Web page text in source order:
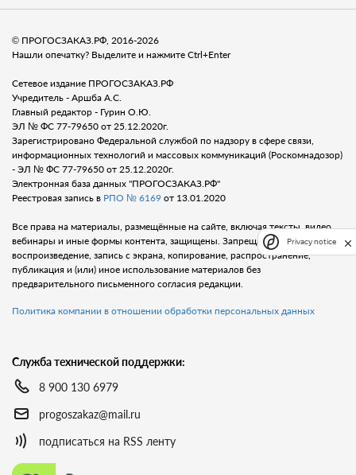
© ПРОГОСЗАКАЗ.РФ, 2016-2026
Нашли опечатку? Выделите и нажмите Ctrl+Enter
Сетевое издание ПРОГОСЗАКАЗ.РФ
Учредитель - Аршба А.С.
Главный редактор - Гурин О.Ю.
ЭЛ № ФС 77-79650 от 25.12.2020г.
Зарегистрировано Федеральной службой по надзору в сфере связи,
информационных технологий и массовых коммуникаций (Роскомнадозор)
- ЭЛ № ФС 77-79650 от 25.12.2020г.
Электронная база данных "ПРОГОСЗАКАЗ.РФ"
Реестровая запись в РПО № 6169 от 13.01.2020
Все права на материалы, размещённые на сайте, включая тексты, видео,
вебинары и иные формы контента, защищены. Запрещается любое
воспроизведение, запись с экрана, копирование, распространение,
публикация и (или) иное использование материалов без
предварительного письменного согласия редакции.
Политика компании в отношении обработки персональных данных
Служба технической поддержки:
8 900 130 6979
progoszakaz@mail.ru
подписаться на RSS ленту
Privacy notice